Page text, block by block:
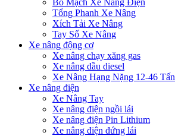
Bo Mạch Xe Nâng Điện
Tổng Phanh Xe Nâng
Xích Tải Xe Nâng
Tay Số Xe Nâng
Xe nâng động cơ
Xe nâng chạy xăng gas
Xe nâng dầu diesel
Xe Nâng Hạng Nặng 12-46 Tấn
Xe nâng điện
Xe Nâng Tay
Xe nâng điện ngồi lái
Xe nâng điện Pin Lithium
Xe nâng điện đứng lái